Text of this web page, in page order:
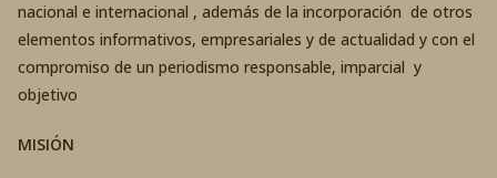
nacional e internacional , además de la incorporación de otros
elementos informativos, empresariales y de actualidad y con el
compromiso de un periodismo responsable, imparcial y
objetivo
MISIÓN